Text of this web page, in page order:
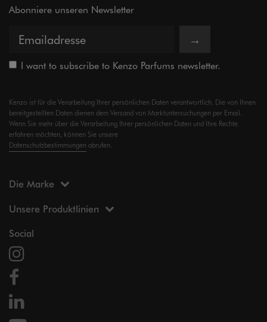
Abonniere unseren Newsletter
→
I want to subscribe to Kenzo Parfums newsletter.
Kenzo ist für die Verarbeitung Ihrer persönlichen Daten verantwortlich. Die von Ihnen
bereitgestellten Daten dienen dem Versand von Marktuntersuchungen per Email.
Wenn Sie mehr über die Verarbeitung Ihrer persönlichen Daten und Ihre Rechte
erfahren möchten, können Sie unsere
Datenschutzbestimmungen abrufen.
Die Marke
Unsere Produktlinien
Social